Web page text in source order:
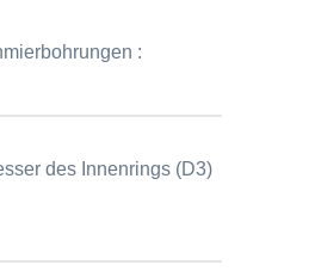
:
des Innenrings (D3)